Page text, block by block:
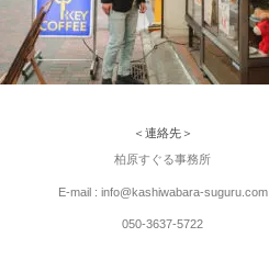
＜連絡先＞
柏原すぐる事務所
E-mail : info@kashiwabara-suguru.com
050-3637-5722